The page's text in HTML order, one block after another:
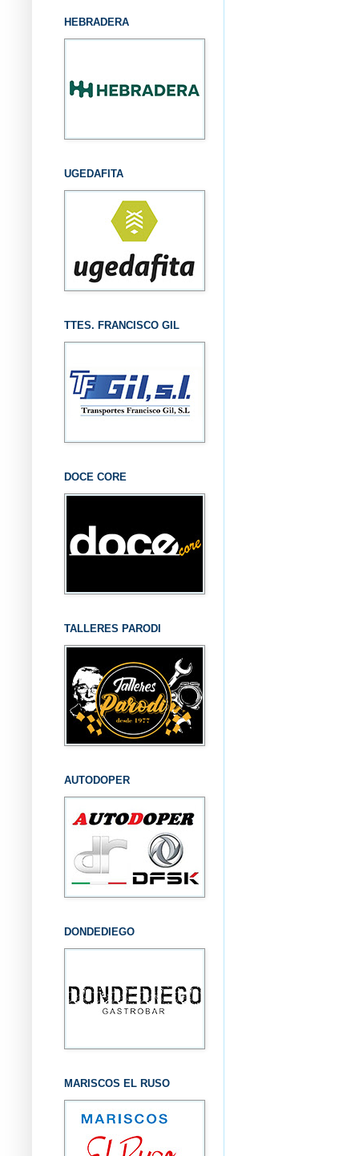
HEBRADERA
UGEDAFITA
TTES. FRANCISCO GIL
DOCE CORE
TALLERES PARODI
AUTODOPER
DONDEDIEGO
MARISCOS EL RUSO